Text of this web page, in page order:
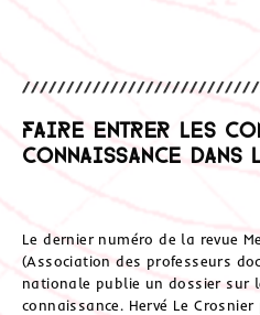
Faire entrer les
connaissance dans
Le dernier numéro de la revue
(Association des professeurs
nationale publie un dossier sur
connaissance. Hervé Le